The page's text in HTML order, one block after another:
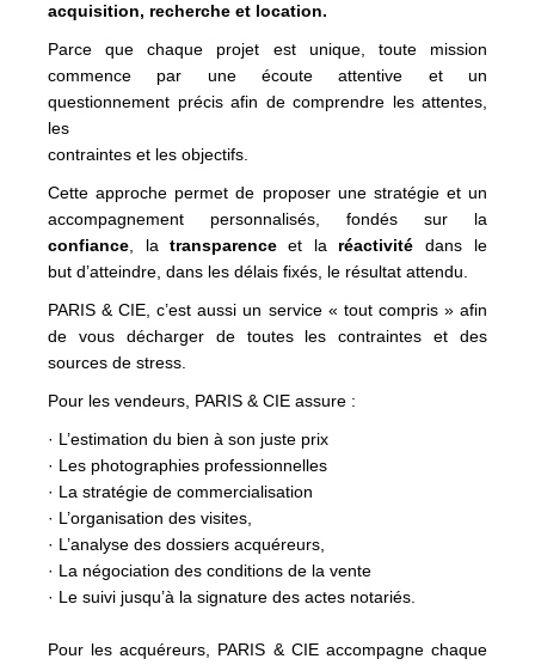
acquisition, recherche et location.
Parce que chaque projet est unique, toute mission
commence par une écoute attentive et un
questionnement précis afin de comprendre les attentes,
les
contraintes et les objectifs.
Cette approche permet de proposer une stratégie et un
accompagnement personnalisés, fondés sur la
confiance , la transparence et la réactivité dans le
but d’atteindre, dans les délais fixés, le résultat attendu.
PARIS & CIE, c’est aussi un service « tout compris » afin
de vous décharger de toutes les contraintes et des
sources de stress.
Pour les vendeurs, PARIS & CIE assure :
· L’estimation du bien à son juste prix
· Les photographies professionnelles
· La stratégie de commercialisation
· L’organisation des visites,
· L’analyse des dossiers acquéreurs,
· La négociation des conditions de la vente
· Le suivi jusqu’à la signature des actes notariés.
Pour les acquéreurs, PARIS & CIE accompagne chaque